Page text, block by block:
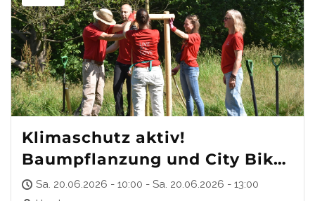
Klimaschutz aktiv!
Baumpflanzung und City Bike
Tour zur Hamburgs längster
Sa. 20.06.2026 - 10:00 - Sa. 20.06.2026 - 13:00